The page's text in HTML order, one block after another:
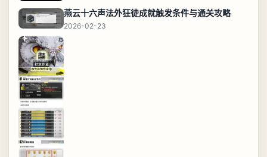
燕云十六声法外狂徒成就触发条件与通关攻略
2026-02-23